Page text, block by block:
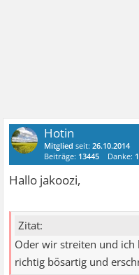
Hotin
Mitglied seit:26.10.2014
Beiträge: 13445 Danke:
Hallo jakoozi,
Zitat:
Oder wir streiten und ich
richtig bösartig und